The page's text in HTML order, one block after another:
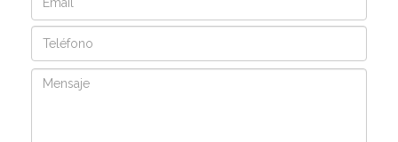
Teléfono
Mensaje